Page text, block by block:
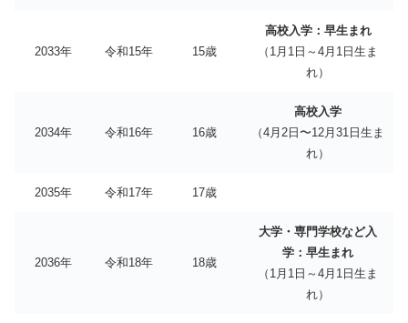
2033年 令和15年 15歳
高校入学：早生まれ
（1月1日～4月1日生ま
れ）
2034年 令和16年 16歳
高校入学
（4月2日〜12月31日生ま
れ）
2035年 令和17年 17歳
2036年 令和18年 18歳
大学・専門学校など入
学：早生まれ
（1月1日～4月1日生ま
れ）